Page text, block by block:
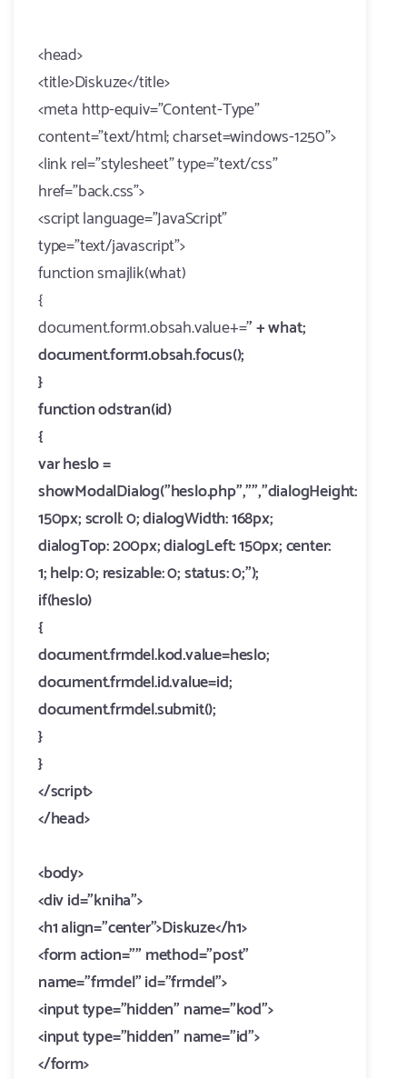
<head>
<title>Diskuze</title>
<meta http-equiv="Content-Type"
content="text/html; charset=windows-1250">
<link rel="stylesheet" type="text/css"
href="back.css">
<script language="JavaScript"
type="text/javascript">
function smajlik(what)
{
document.form1.obsah.value+='' + what;
document.form1.obsah.focus();
}
function odstran(id)
{
var heslo =
showModalDialog("heslo.php","","dialogHeight:
150px; scroll: 0; dialogWidth: 168px;
dialogTop: 200px; dialogLeft: 150px; center:
1; help: 0; resizable: 0; status: 0;");
if(heslo)
{
document.frmdel.kod.value=heslo;
document.frmdel.id.value=id;
document.frmdel.submit();
}
}
</script>
</head>
<body>
<div id="kniha">
<h1 align="center">Diskuze</h1>
<form action="" method="post"
name="frmdel" id="frmdel">
<input type="hidden" name="kod">
<input type="hidden" name="id">
</form>